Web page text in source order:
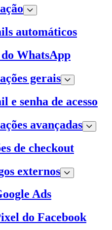
automáticos
WhatsApp
gerais
e senha de acesso
avançadas
de checkout
externos
Ads
do Facebook